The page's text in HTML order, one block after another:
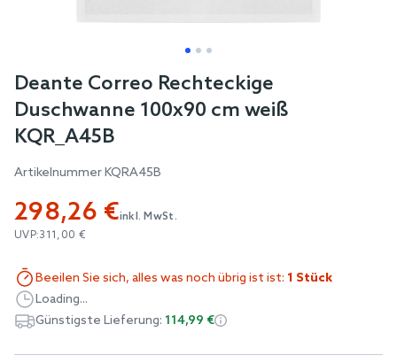
Skip
to
beginning
of
images
gallery
Deante Correo Rechteckige
Duschwanne 100x90 cm weiß
KQR_A45B
ArtikelnummerKQRA45B
298,26 €inkl. MwSt.
UVP:311,00 €
Beeilen Sie sich, alles was noch übrig ist ist: 1 Stück
Loading...
Günstigste Lieferung: 114,99 €